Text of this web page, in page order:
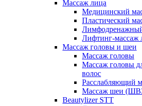
Массаж лица
Медицинский
Пластический
Лифтинг-массаж
Массаж головы и шеи
Массаж головы
Массаж головы
волос
Расслабляющий
Массаж шеи
Beautylizer STT